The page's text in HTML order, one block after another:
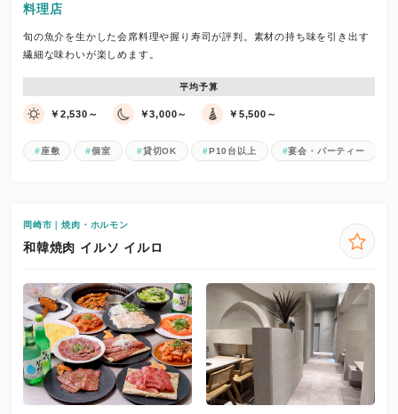
料理店
旬の魚介を生かした会席料理や握り寿司が評判。素材の持ち味を引き出す
繊細な味わいが楽しめます。
平均予算
￥2,530～ ￥3,000～ ￥5,500～
座敷 個室 貸切OK P10台以上 宴会・パーティー
岡崎市｜焼肉・ホルモン
和韓焼肉 イルソ イルロ